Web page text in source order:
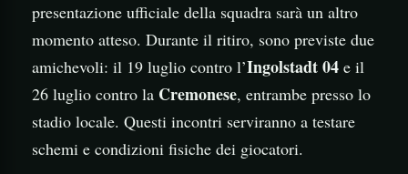
presentazione ufficiale della squadra sarà un altro
momento atteso. Durante il ritiro, sono previste due
amichevoli: il 19 luglio contro l’Ingolstadt 04 e il
26 luglio contro la Cremonese, entrambe presso lo
stadio locale. Questi incontri serviranno a testare
schemi e condizioni fisiche dei giocatori.